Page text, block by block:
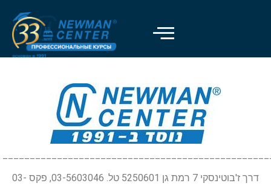
דרך ז'בוטינסקי 7 רמת גן 5250601 טל. 03-5603046, פקס 03-